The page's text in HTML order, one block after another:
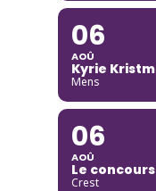
06
AOÛ
Kyrie
Mens
06
AOÛ
Le
Crest